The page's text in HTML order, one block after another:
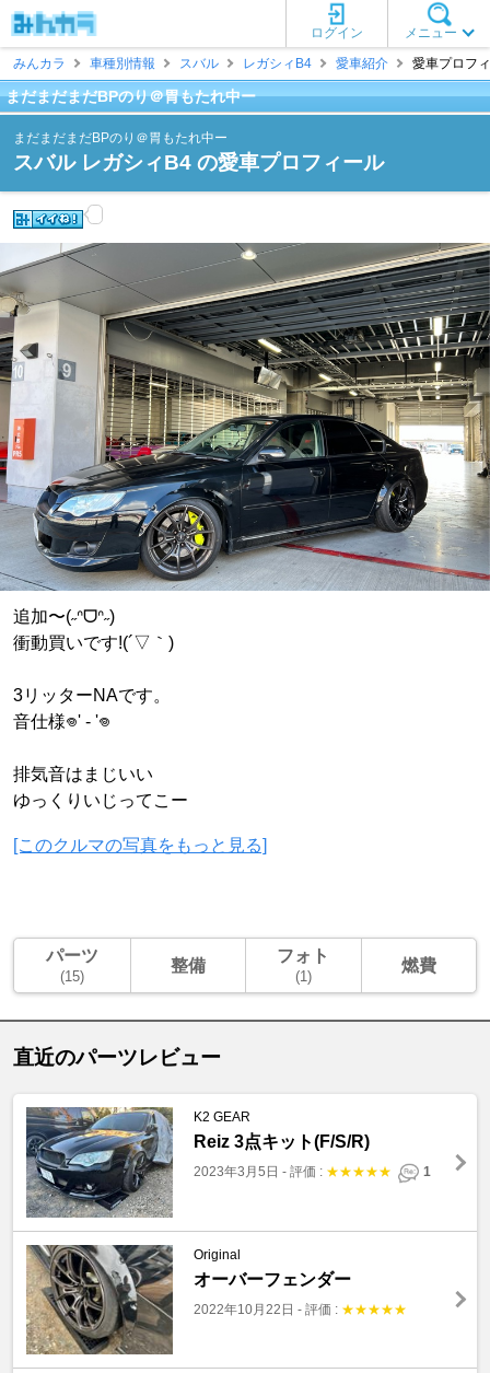
メニュー
ログイン
みんカラ
車種別情報 スバル レガシィB4 愛車紹介 愛車プロフ
まだまだまだBPのり＠胃もたれ中ー
まだまだまだBPのり＠胃もたれ中ー
スバル レガシィB4 の愛車プロフィール
追加〜(˶ᐢᗜᐢ˶)
衝動買いです!(´▽｀)
3リッターNAです。
音仕様𖦹‎' ‐ '𖦹‎‎
排気音はまじいい
ゆっくりいじってこー
[このクルマの写真をもっと見る]
パーツ
(15)
整備 フォト
(1)
燃費
直近のパーツレビュー
K2 GEAR
Reiz 3点キット(F/S/R)
2023年3月5日 - 評価 : ★★★★★ 1
Original
オーバーフェンダー
2022年10月22日 - 評価 : ★★★★★